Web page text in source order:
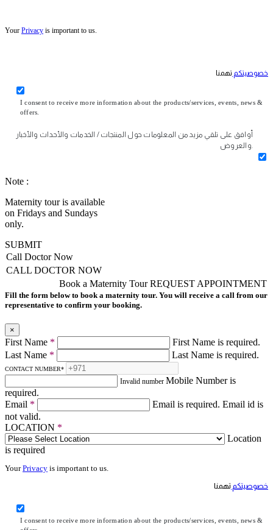
Your Privacy is important to us.
خصوصيتكم تهمنا
I consent to receive more information about the products/services, events, news &
offers.
أوافق على تلقي مزيد من المعلومات حول المنتجات / الخدمات والأحداث والأخبار
والعروض.
Note :
Maternity tour is available
on Fridays and Sundays
only.
SUBMIT
Call Doctor Now
CALL DOCTOR NOW
REQUEST APPOINTMENT
Book a Maternity Tour
Fill the form below to book a maternity tour. You will receive a call from our
representative to confirm your booking.
×
First Name *
First Name is required.
Last Name * Last Name is required.
CONTACT NUMBER*
Invalid number Mobile Number is
required.
Email * Email is required. Email id is
not valid.
LOCATION *
Location
is required
YourPrivacy is important to us.
خصوصيتكم تهمنا
I consent to receive more information about the products/services, events, news &